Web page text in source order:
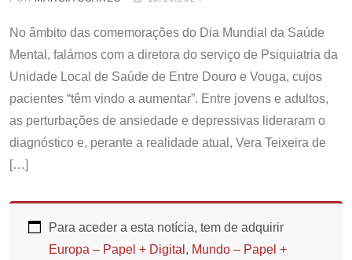
No âmbito das comemorações do Dia Mundial da Saúde
Mental, falámos com a diretora do serviço de Psiquiatria da
Unidade Local de Saúde de Entre Douro e Vouga, cujos
pacientes “têm vindo a aumentar”. Entre jovens e adultos,
as perturbações de ansiedade e depressivas lideraram o
diagnóstico e, perante a realidade atual, Vera Teixeira de
[…]
Para aceder a esta notícia, tem de adquirir
Europa – Papel + Digital , Mundo – Papel +